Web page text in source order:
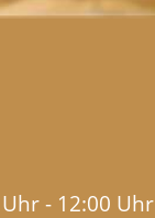
- 12:00 Uhr